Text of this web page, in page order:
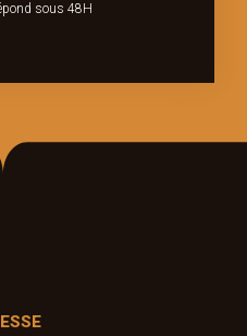
sous 48H